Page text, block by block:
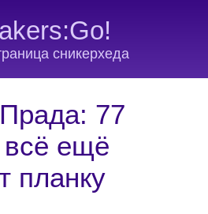
сникерхеда
77
ещё
планку